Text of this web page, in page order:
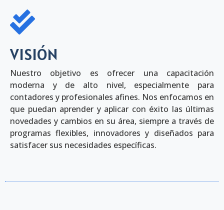
VISIÓN
Nuestro objetivo es ofrecer una capacitación
moderna y de alto nivel, especialmente para
contadores y profesionales afines. Nos enfocamos en
que puedan aprender y aplicar con éxito las últimas
novedades y cambios en su área, siempre a través de
programas flexibles, innovadores y diseñados para
satisfacer sus necesidades específicas.